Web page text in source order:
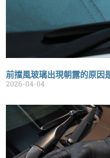
前擋風玻璃出現朝露的原因
2026-04-04